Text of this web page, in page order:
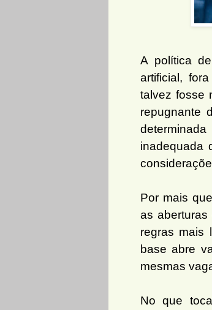
A política
artificial,
talvez fosse
repugnante
inadequada
Por mais
as
regras mais
base abre
mesmas
No que